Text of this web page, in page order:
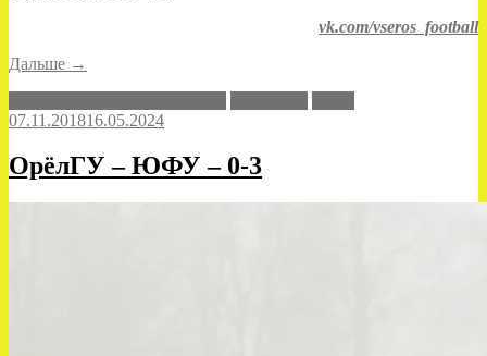
vk.com/vseros_football
Дальше «ЮФУ
–
1»
→
07.11.201816.05.2024
ОрёлГУ – ЮФУ – 0-3